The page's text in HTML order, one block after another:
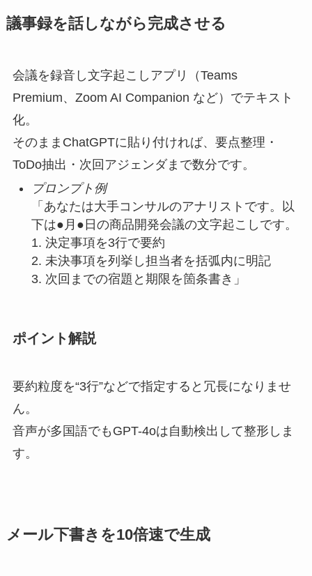
議事録を話しながら完成させる
会議を録音し文字起こしアプリ（Teams
Premium、Zoom AI Companion など）でテキスト
化。
そのままChatGPTに貼り付ければ、要点整理・
ToDo抽出・次回アジェンダまで数分です。
プロンプト例
「あなたは大手コンサルのアナリストです。以
下は●月●日の商品開発会議の文字起こしです。
1. 決定事項を3行で要約
2. 未決事項を列挙し担当者を括弧内に明記
3. 次回までの宿題と期限を箇条書き」
ポイント解説
要約粒度を“3行”などで指定すると冗長になりませ
ん。
音声が多国語でもGPT-4oは自動検出して整形しま
す。
メール下書きを10倍速で生成